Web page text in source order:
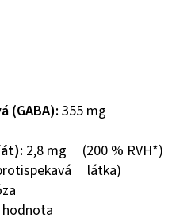
(GABA): 355 mg
2,8 mg (200 % RVH*)
látka)